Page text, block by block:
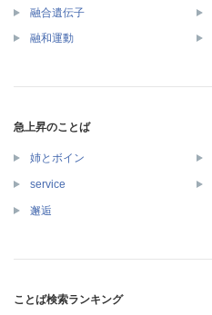
融合遺伝子
融和運動
急上昇のことば
姉とボイン
service
邂逅
ことば検索ランキング